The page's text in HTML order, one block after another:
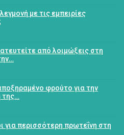
με τις εμπειρίες
από λοιμώξεις στη
φρούτο για την
της…
για περισσότερη πρωτεΐνη στη